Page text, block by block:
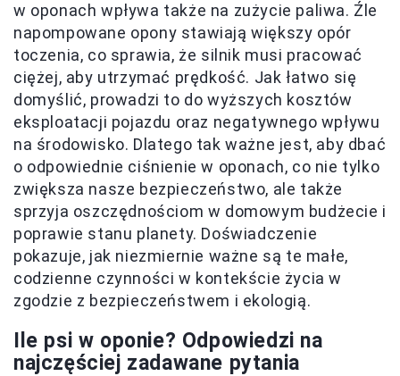
w oponach wpływa także na zużycie paliwa. Źle
napompowane opony stawiają większy opór
toczenia, co sprawia, że silnik musi pracować
ciężej, aby utrzymać prędkość. Jak łatwo się
domyślić, prowadzi to do wyższych kosztów
eksploatacji pojazdu oraz negatywnego wpływu
na środowisko. Dlatego tak ważne jest, aby dbać
o odpowiednie ciśnienie w oponach, co nie tylko
zwiększa nasze bezpieczeństwo, ale także
sprzyja oszczędnościom w domowym budżecie i
poprawie stanu planety. Doświadczenie
pokazuje, jak niezmiernie ważne są te małe,
codzienne czynności w kontekście życia w
zgodzie z bezpieczeństwem i ekologią.
Ile psi w oponie? Odpowiedzi na
najczęściej zadawane pytania